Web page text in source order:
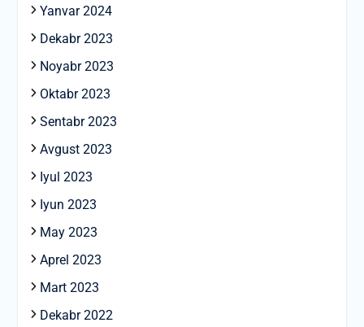
Yanvar 2024
Dekabr 2023
Noyabr 2023
Oktabr 2023
Sentabr 2023
Avgust 2023
Iyul 2023
Iyun 2023
May 2023
Aprel 2023
Mart 2023
Dekabr 2022